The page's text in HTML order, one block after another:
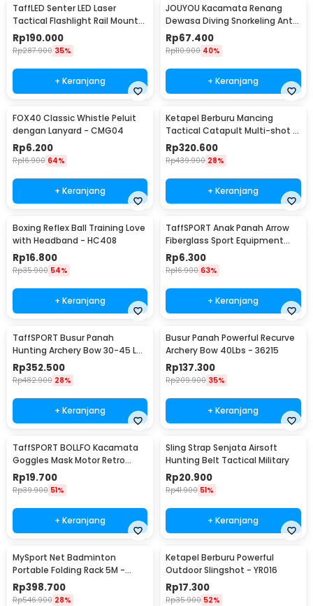
TaffLED Senter LED Laser
Tactical Flashlight Rail Mount
200 Lumens - JGSD
Rp190.000
Rp287.900 35%
+ Keranjang
JOUYOU Kacamata Renang
Dewasa Diving Snorkeling Anti
Fog UV Protection - E0735
Rp67.400
Rp110.900 40%
+ Keranjang
FOX40 Classic Whistle Peluit
dengan Lanyard - CMG04
Rp6.200
Rp16.900 64%
+ Keranjang
Ketapel Berburu Mancing
Tactical Catapult Multi-shot -
KMSS
Rp320.600
Rp439.900 28%
+ Keranjang
Boxing Reflex Ball Training Love
with Headband - HC408
Rp16.800
Rp35.900 54%
+ Keranjang
TaffSPORT Anak Panah Arrow
Fiberglass Sport Equipment
Spine 800 1 PCS - JH813
Rp6.300
Rp16.900 63%
+ Keranjang
TaffSPORT Busur Panah
Hunting Archery Bow 30-45 LB
- SA
Rp352.500
Rp482.900 28%
+ Keranjang
Busur Panah Powerful Recurve
Archery Bow 40Lbs - 36215
Rp137.300
Rp209.900 35%
+ Keranjang
TaffSPORT BOLLFO Kacamata
Goggles Mask Motor Retro
Windproof - MT-04
Rp19.700
Rp39.900 51%
+ Keranjang
Sling Strap Senjata Airsoft
Hunting Belt Tactical Military
Rp20.900
Rp41.900 51%
+ Keranjang
MySport Net Badminton
Portable Folding Rack 5M -
T300
Rp398.700
Rp546.900 28%
Ketapel Berburu Powerful
Outdoor Slingshot - YR016
Rp17.300
Rp35.900 52%